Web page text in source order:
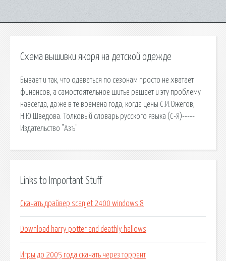
Схема вышивки якоря на детской одежде
Бывает и так, что одеваться по сезонам просто не хватает
финансов, а самостоятельное шитье решает и эту проблему
навсегда, да же в те времена года, когда цены С.И.Ожегов,
Н.Ю.Шведова. Толковый словарь русского языка (С-Я)-----
Издательство "Азъ"
Links to Important Stuff
Скачать драйвер scanjet 2400 windows 8
Download harry potter and deathly hallows
Игры до 2005 года скачать через торрент